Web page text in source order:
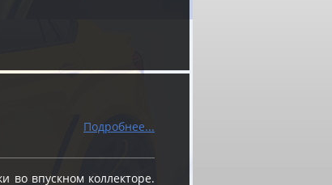
Подробнее...
во впускном коллекторе.